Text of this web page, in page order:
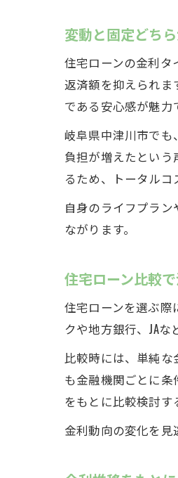
変動と固定どち
住宅ローンの金利タ
返済額を抑えられま
である安心感が魅力
岐阜県中津川市で
負担が増えたとい
るため、トータルコ
自身のライフプラ
ながります。
住宅ローン比較
住宅ローンを選ぶ際
クや地方銀行、JA
比較時には、単純
も金融機関ごとに
をもとに比較検討す
金利動向の変化を見